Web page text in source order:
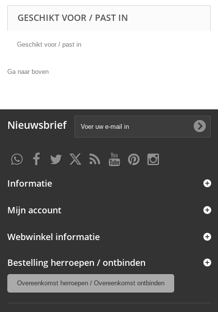
GESCHIKT VOOR / PAST IN
Geschikt voor / past in
Ga naar boven
Nieuwsbrief
Informatie
Mijn account
Webwinkel informatie
Bestelling herroepen / ontbinden
Overeenkomst herroepen / Overeenkomst ontbinden